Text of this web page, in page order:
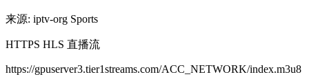
来源: iptv-org Sports
HTTPS HLS 直播流
https://gpuserver3.tier1streams.com/ACC_NETWORK/index.m3u8